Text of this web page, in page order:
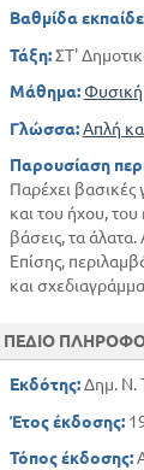
Βαθμίδα
Τάξη:ΣΤ'
Μάθημα: Φυσική
Γλώσσα: Απλή
Παρουσίαση
Παρέχει βασικές
και του ήχου,
βάσεις, τα
Επίσης,
και
ΠΕΔΙΟ
Εκδότης:Δημ. Ν.
Έτος έκδοσης:
Τόπος έκδοσης: